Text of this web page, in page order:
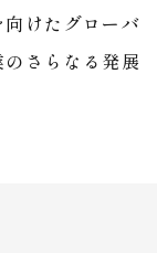
けたグローバ
さらなる発展